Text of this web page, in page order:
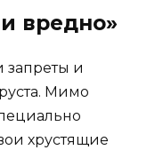
вредно»
запреты и
Мимо
хрустящие